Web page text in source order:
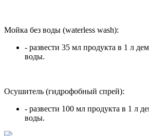
Мойка без воды (waterless wash):
- развести 35 мл продукта в 1 л
воды.
Осушитель (гидрофобный спрей):
- развести 100 мл продукта в 1 л
воды.